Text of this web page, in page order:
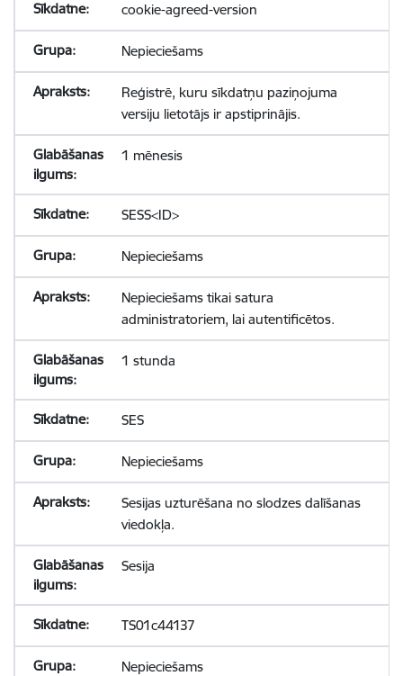
cookie-agreed-version
Nepieciešams
Reģistrē, kuru sīkdatņu paziņojuma
versiju lietotājs ir apstiprinājis.
1 mēnesis
SESS<ID>
Nepieciešams
Nepieciešams tikai satura
administratoriem, lai autentificētos.
1 stunda
SES
Nepieciešams
Sesijas uzturēšana no slodzes dalīšanas
viedokļa.
Sesija
TS01c44137
Nepieciešams